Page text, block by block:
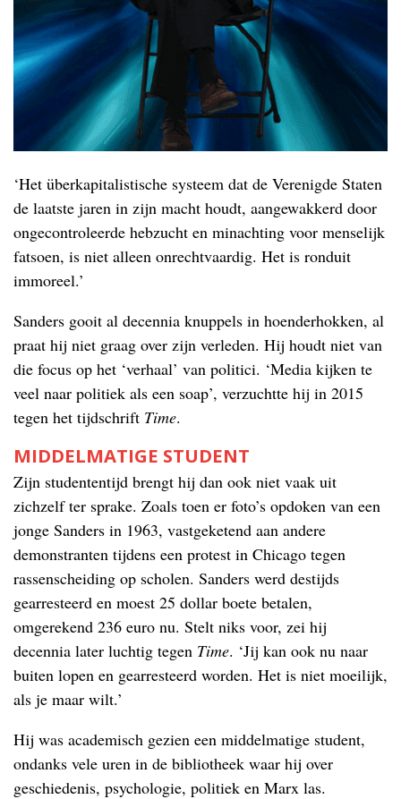
‘Het überkapitalistische systeem dat de Verenigde Staten
de laatste jaren in zijn macht houdt, aangewakkerd door
ongecontroleerde hebzucht en minachting voor menselijk
fatsoen, is niet alleen onrechtvaardig. Het is ronduit
immoreel.’
Sanders gooit al decennia knuppels in hoenderhokken, al
praat hij niet graag over zijn verleden. Hij houdt niet van
die focus op het ‘verhaal’ van politici. ‘Media kijken te
veel naar politiek als een soap’, verzuchtte hij in 2015
tegen het tijdschrift Time.
MIDDELMATIGE STUDENT
Zijn studententijd brengt hij dan ook niet vaak uit
zichzelf ter sprake. Zoals toen er foto’s opdoken van een
jonge Sanders in 1963, vastgeketend aan andere
demonstranten tijdens een protest in Chicago tegen
rassenscheiding op scholen. Sanders werd destijds
gearresteerd en moest 25 dollar boete betalen,
omgerekend 236 euro nu. Stelt niks voor, zei hij
decennia later luchtig tegen Time. ‘Jij kan ook nu naar
buiten lopen en gearresteerd worden. Het is niet moeilijk,
als je maar wilt.’
Hij was academisch gezien een middelmatige student,
ondanks vele uren in de bibliotheek waar hij over
geschiedenis, psychologie, politiek en Marx las.